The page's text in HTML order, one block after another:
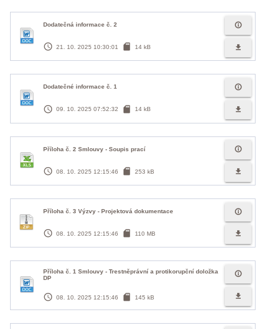
Dodatečná informace č. 2
access_time 21. 10. 2025 10:30:01 sd_card 14 kB
info_outline
file_download
Dodatečné informace č. 1
access_time 09. 10. 2025 07:52:32 sd_card 14 kB
info_outline
file_download
Příloha č. 2 Smlouvy - Soupis prací
access_time 08. 10. 2025 12:15:46 sd_card 253 kB
info_outline
file_download
Příloha č. 3 Výzvy - Projektová dokumentace
access_time 08. 10. 2025 12:15:46 sd_card 110 MB
info_outline
file_download
Příloha č. 1 Smlouvy - Trestněprávní a protikorupční doložka
DP
access_time 08. 10. 2025 12:15:46 sd_card 145 kB
info_outline
file_download